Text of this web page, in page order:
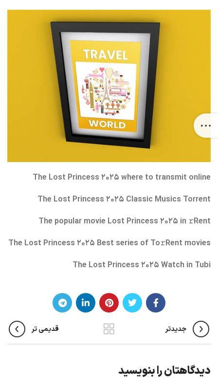
The Lost Princess 2025 where to transmit online
The Lost Princess 2025 Classic Musics Torrent
The popular movie Lost Princess 2025 in 𝚛Rent
The Lost Princess 2025 Best series of To𝚛Rent movies
The Lost Princess 2025 Watch in Tubi
جدیدتر قدیمی تر
دیدگاهتان را بنویسید